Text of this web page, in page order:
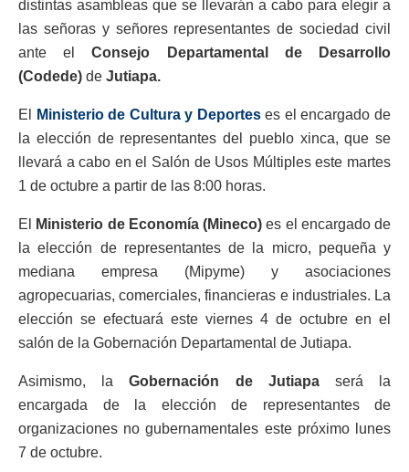
distintas asambleas que se llevarán a cabo para elegir a
las señoras y señores representantes de sociedad civil
ante elConsejo Departamental de Desarrollo
(Codede) de Jutiapa.
El Ministerio de Cultura y Deporteses el encargado de
la elección de representantes del pueblo xinca, que se
llevará a cabo en el Salón de Usos Múltiples este martes
1 de octubre a partir de las 8:00 horas.
El Ministerio de Economía (Mineco) es el encargado de
la elección de representantes de la micro, pequeña y
mediana empresa (Mipyme) y asociaciones
agropecuarias, comerciales, financieras e industriales. La
elección se efectuará este viernes 4 de octubre en el
salón de la Gobernación Departamental de Jutiapa.
Asimismo, laGobernación de Jutiapaserá la
encargada de la elección de representantes de
organizaciones no gubernamentales este próximo lunes
7 de octubre.